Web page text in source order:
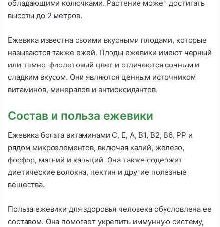
обладающими колючками. Растение может достигать
высоты до 2 метров.
Ежевика известна своими вкусными плодами, которые
называются также ежей. Плоды ежевики имеют черный
или темно-фиолетовый цвет и отличаются сочным и
сладким вкусом. Они являются ценным источником
витаминов, минералов и антиоксидантов.
Состав и польза ежевики
Ежевика богата витаминами С, Е, А, В1, В2, В6, РР и
рядом микроэлементов, включая калий, железо,
фосфор, магний и кальций. Она также содержит
диетические волокна, пектин и другие полезные
вещества.
Польза ежевики для здоровья человека обусловлена ее
составом. Она помогает укрепить иммунную систему,